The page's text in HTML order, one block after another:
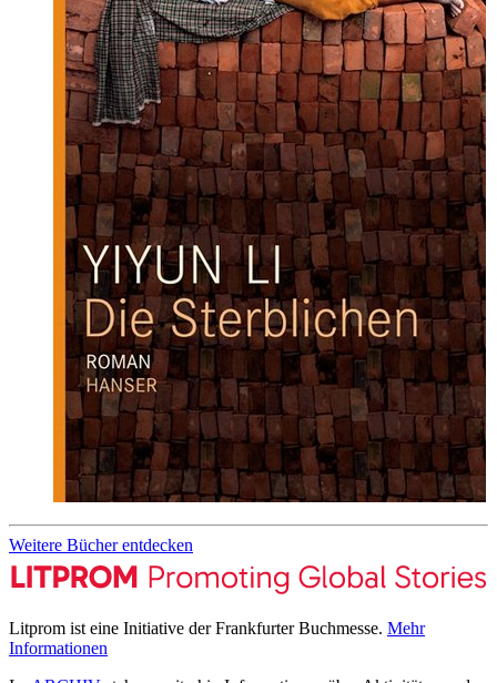
Weitere Bücher entdecken
Litprom ist eine Initiative der Frankfurter Buchmesse. Mehr
Informationen